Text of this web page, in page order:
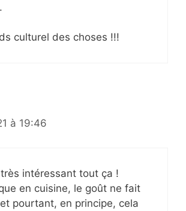
culturel des choses !!!
à 19:46
intéressant tout ça !
en cuisine, le goût ne fait
pourtant, en principe, cela